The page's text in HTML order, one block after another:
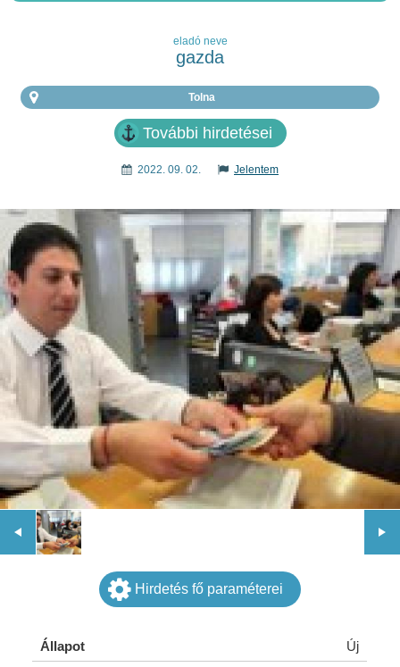
eladó neve
gazda
Tolna
További hirdetései
2022. 09. 02. Jelentem
Hirdetés fő paraméterei
Állapot
Új